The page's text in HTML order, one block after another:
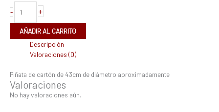
- +
AÑADIR AL CARRITO
Descripción
Valoraciones (0)
Piñata de cartón de 43cm de diámetro aproximadamente
Valoraciones
No hay valoraciones aún.